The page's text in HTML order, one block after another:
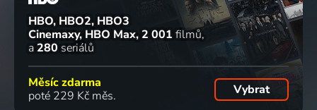
HBO, HBO2, HBO3
Cinemaxy, HBO Max 2 001 filmů
a 280 seriálů
Měsíc zdarma
poté 229 Kč měs.
Vybrat